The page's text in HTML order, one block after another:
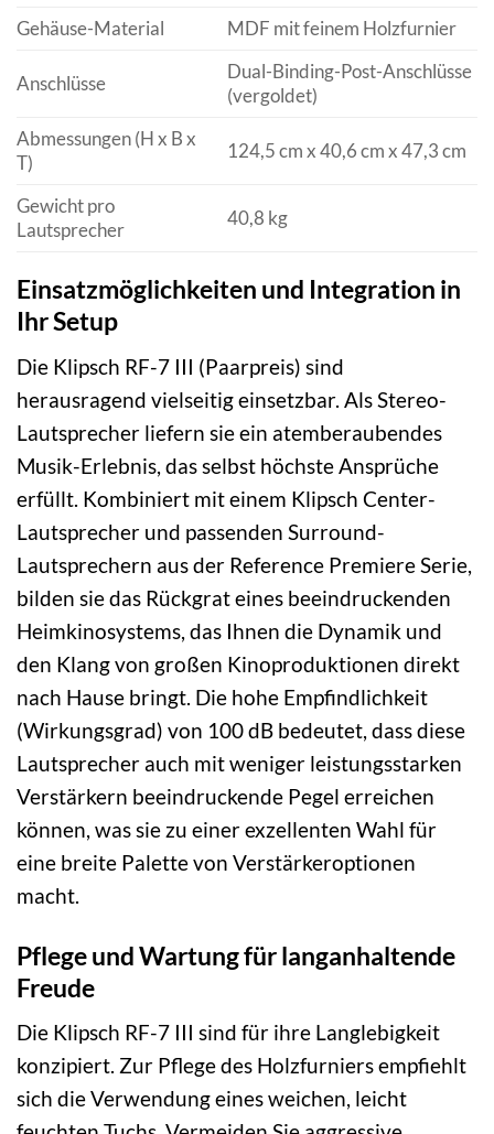
Gehäuse-Material
MDF mit feinem Holzfurnier
Anschlüsse
Dual-Binding-Post-Anschlüsse
(vergoldet)
Abmessungen (H x B x
T)
124,5 cm x 40,6 cm x 47,3 cm
Gewicht pro
Lautsprecher
40,8 kg
Einsatzmöglichkeiten und Integration in
Ihr Setup
Die Klipsch RF-7 III (Paarpreis) sind
herausragend vielseitig einsetzbar. Als Stereo-
Lautsprecher liefern sie ein atemberaubendes
Musik-Erlebnis, das selbst höchste Ansprüche
erfüllt. Kombiniert mit einem Klipsch Center-
Lautsprecher und passenden Surround-
Lautsprechern aus der Reference Premiere Serie,
bilden sie das Rückgrat eines beeindruckenden
Heimkinosystems, das Ihnen die Dynamik und
den Klang von großen Kinoproduktionen direkt
nach Hause bringt. Die hohe Empfindlichkeit
(Wirkungsgrad) von 100 dB bedeutet, dass diese
Lautsprecher auch mit weniger leistungsstarken
Verstärkern beeindruckende Pegel erreichen
können, was sie zu einer exzellenten Wahl für
eine breite Palette von Verstärkeroptionen
macht.
Pflege und Wartung für langanhaltende
Freude
Die Klipsch RF-7 III sind für ihre Langlebigkeit
konzipiert. Zur Pflege des Holzfurniers empfiehlt
sich die Verwendung eines weichen, leicht